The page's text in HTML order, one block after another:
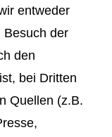
entweder
Besuch der
den
bei Dritten
Quellen (z.B.